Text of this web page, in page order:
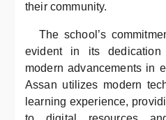
their community.
The school’s
evident in its
modern advancements in
Assan utilizes modern
learning experience,